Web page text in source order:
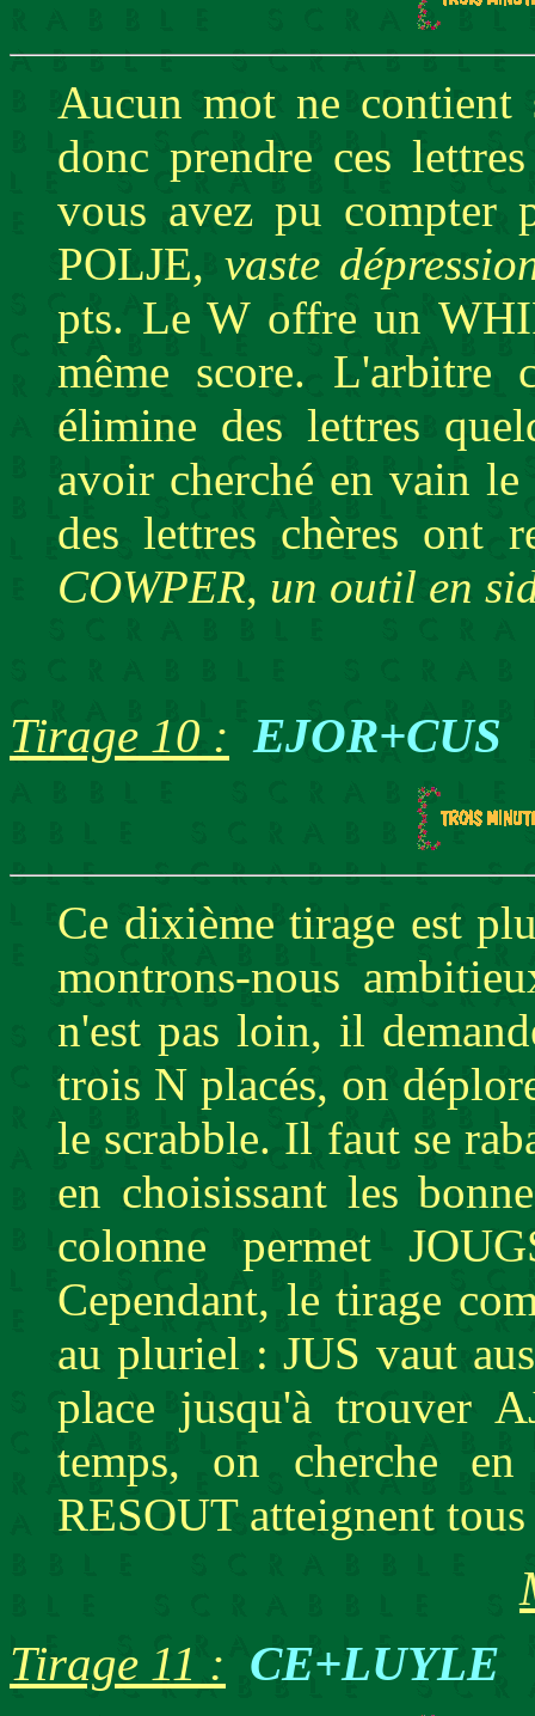
Aucun mot ne
donc prendre ces
vous avez pu compter
POLJE, vaste
pts. Le W offre un
même score. L'arbitre
élimine des lettres
avoir cherché en vain
des lettres chères ont
COWPER, un outil en
Tirage 10 : EJOR+CUS
Ce dixième tirage est
montrons-nous
n'est pas loin, il
trois N placés, on
le scrabble. Il faut se
en choisissant les
colonne permet
Cependant, le tirage
au pluriel : JUS vaut
place jusqu'à trouver
temps, on cherche
RESOUT atteignent
Tirage 11 : CE+LUYLE